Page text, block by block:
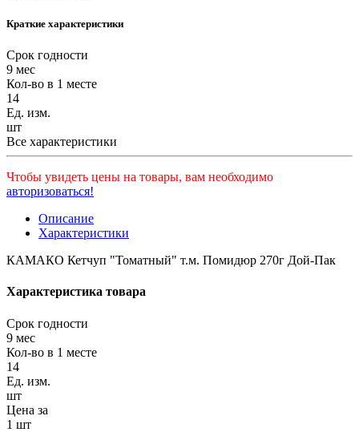
Краткие характеристики
Срок годности
9 мес
Кол-во в 1 месте
14
Ед. изм.
шт
Все характеристики
Чтобы увидеть цены на товары, вам необходимо
авторизоваться!
Описание
Характеристики
КАМАКО Кетчуп "Томатный" т.м. Помидюр 270г Дой-Пак
Характеристика товара
Срок годности
9 мес
Кол-во в 1 месте
14
Ед. изм.
шт
Цена за
1 шт